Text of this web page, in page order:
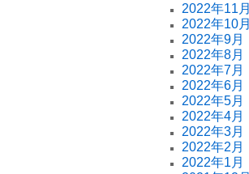
2022年11月
2022年10月
2022年9月
2022年8月
2022年7月
2022年6月
2022年5月
2022年4月
2022年3月
2022年2月
2022年1月